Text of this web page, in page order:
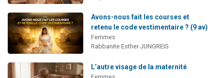
Avons-nous fait les courses et
retenu le code vestimentaire ? (9 av)
Femmes
Rabbanite Esther JUNGREIS
L’autre visage de la maternité